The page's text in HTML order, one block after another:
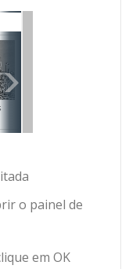
o painel de
em OK